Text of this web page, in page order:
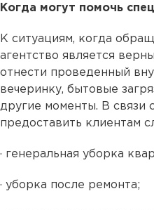
Когда могут помочь
К ситуациям, когда
агентство является
отнести проведенный
вечеринку, бытовые
другие моменты. В связи
предоставить клиентам
· генеральная уборка
· уборка после ремонта;